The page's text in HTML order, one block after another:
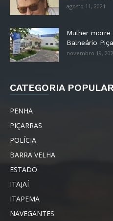
agosto 11, 2021
Mulher
Balneário
novembro 19,
CATEGORIA
PENHA
PIÇARRAS
POLÍCIA
BARRA VELHA
ESTADO
ITAJAÍ
ITAPEMA
NAVEGANTES